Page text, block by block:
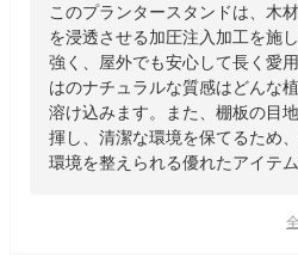
このプランタースタンドは、木
を浸透させる加圧注入加工を施
強く、屋外でも安心して長く愛
はのナチュラルな質感はどんな
溶け込みます。また、棚板の目
揮し、清潔な環境を保てるため
環境を整えられる優れたアイテム